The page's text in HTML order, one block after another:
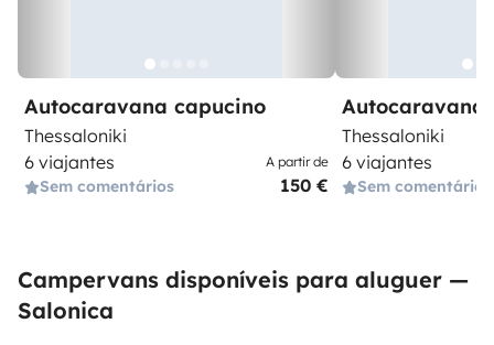
Autocaravana capucino
Thessaloniki
6 viajantes
Sem comentários
A partir de
150 €
Autocaravana
Thessaloniki
6 viajantes
Sem comentários
Campervans disponíveis para aluguer —
Salonica